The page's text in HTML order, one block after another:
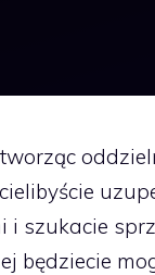
szukacie
będziecie